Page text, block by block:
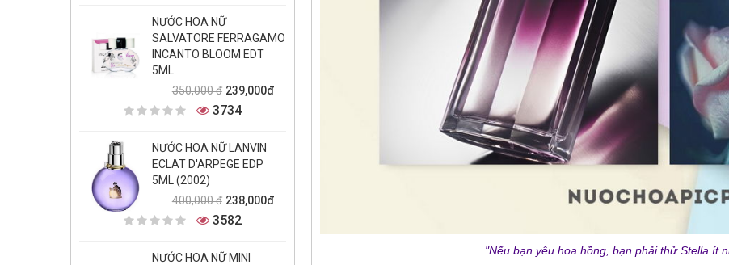
NƯỚC HOA NỮ
SALVATORE FERRAGAMO
INCANTO BLOOM EDT
5ML
350,000 đ 239,000đ
3734
NƯỚC HOA NỮ LANVIN
ECLAT D'ARPEGE EDP
5ML (2002)
400,000 đ 238,000đ
3582
NƯỚC HOA NỮ MINI
"Nếu bạn yêu hoa hồng, bạn phải thử Stella ít